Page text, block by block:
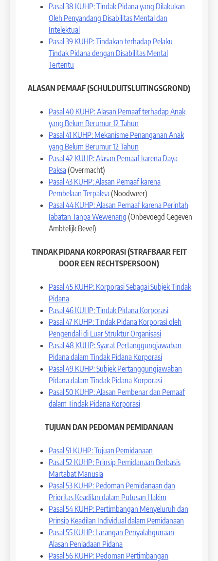
Pasal 38 KUHP: Tindak Pidana yang Dilakukan
Oleh Penyandang Disabilitas Mental dan
Intelektual
Pasal 39 KUHP: Tindakan terhadap Pelaku
Tindak Pidana dengan Disabilitas Mental
Tertentu
ALASAN PEMAAF (SCHULDUITSLUITINGSGROND)
Pasal 40 KUHP: Alasan Pemaaf terhadap Anak
yang Belum Berumur 12 Tahun
Pasal 41 KUHP: Mekanisme Penanganan Anak
yang Belum Berumur 12 Tahun
Pasal 42 KUHP: Alasan Pemaaf karena Daya
Paksa(Overmacht)
Pasal 43 KUHP: Alasan Pemaaf karena
Pembelaan Terpaksa(Noodweer)
Pasal 44 KUHP: Alasan Pemaaf karena Perintah
Jabatan Tanpa Wewenang (Onbevoegd Gegeven
Ambtelijk Bevel)
TINDAK PIDANA KORPORASI (STRAFBAAR FEIT
DOOR EEN RECHTSPERSOON)
Pasal 45 KUHP: Korporasi Sebagai Subjek Tindak
Pidana
Pasal 46 KUHP: Tindak Pidana Korporasi
Pasal 47 KUHP: Tindak Pidana Korporasi oleh
Pengendali di Luar Struktur Organisasi
Pasal 48 KUHP: Syarat Pertanggungjawaban
Pidana dalam Tindak Pidana Korporasi
Pasal 49 KUHP: Subjek Pertanggungjawaban
Pidana dalam Tindak Pidana Korporasi
Pasal 50 KUHP: Alasan Pembenar dan Pemaaf
dalam Tindak Pidana Korporasi
TUJUAN DAN PEDOMAN PEMIDANAAN
Pasal 51 KUHP: Tujuan Pemidanaan
Pasal 52 KUHP: Prinsip Pemidanaan Berbasis
Martabat Manusia
Pasal 53 KUHP: Pedoman Pemidanaan dan
Prioritas Keadilan dalam Putusan Hakim
Pasal 54 KUHP: Pertimbangan Menyeluruh dan
Prinsip Keadilan Individual dalam Pemidanaan
Pasal 55 KUHP: Larangan Penyalahgunaan
Alasan Peniadaan Pidana
Pasal 56 KUHP: Pedoman Pertimbangan